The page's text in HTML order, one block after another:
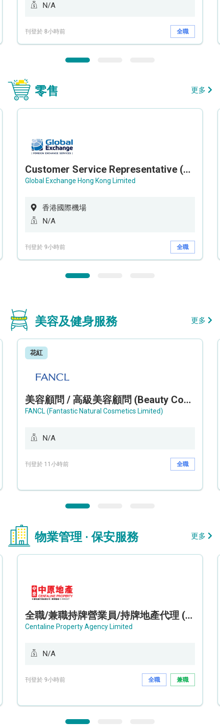
N/A
刊登於 8小時前 全職
零售 更多
Customer Service Representative (Airport)
Global Exchange Hong Kong Limited
香港國際機場
N/A
刊登於 9小時前 全職
美容及健身服務 更多
花紅
美容顧問 / 高級美容顧問 (Beauty Consultant / Senior Beauty Consultant)
FANCL (Fantastic Natural Cosmetics Limited)
N/A
刊登於 11小時前 全職
物業管理 · 保安服務 更多
全職/兼職持牌營業員/持牌地產代理 (長沙灣/將軍澳/油塘)
Centaline Property Agency Limited
N/A
刊登於 9小時前 全職 兼職